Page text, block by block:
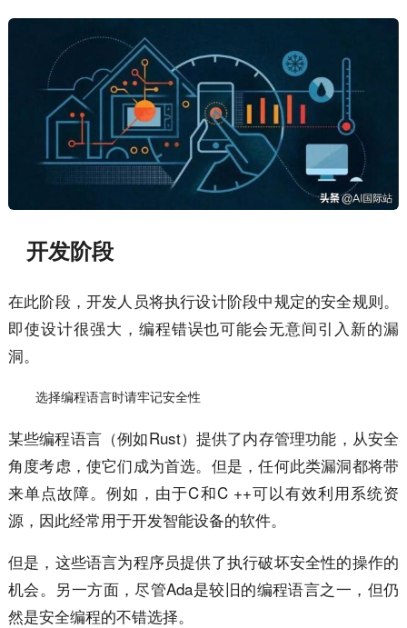
开发阶段
在此阶段，开发人员将执行设计阶段中规定的安全规则。
即使设计很强大，编程错误也可能会无意间引入新的漏
洞。
选择编程语言时请牢记安全性
某些编程语言（例如Rust）提供了内存管理功能，从安全
角度考虑，使它们成为首选。但是，任何此类漏洞都将带
来单点故障。例如，由于C和C ++可以有效利用系统资
源，因此经常用于开发智能设备的软件。
但是，这些语言为程序员提供了执行破坏安全性的操作的
机会。另一方面，尽管Ada是较旧的编程语言之一，但仍
然是安全编程的不错选择。